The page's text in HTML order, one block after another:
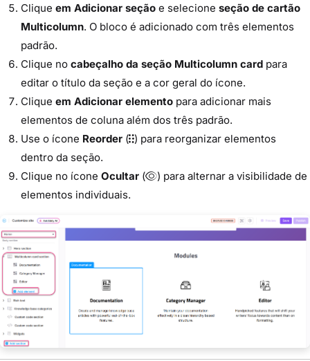
Clique em Adicionar seção e selecione seção de cartão
Multicolumn. O bloco é adicionado com três elementos
padrão.
Clique no cabeçalho da seção Multicolumn card para
editar o título da seção e a cor geral do ícone.
Clique em Adicionar elemento para adicionar mais
elementos de coluna além dos três padrão.
Use o ícone Reorder ( ) para reorganizar elementos
dentro da seção.
Clique no ícone Ocultar (
) para alternar a visibilidade de
elementos individuais.